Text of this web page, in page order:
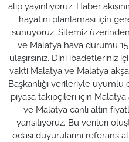
alıp yayınlıyoruz. Haber
hayatını planlaması için
sunuyoruz. Sitemiz
ve Malatya hava durumu
ulaşırsınız. Dini ibadetleriniz
vakti Malatya ve Malatya
Başkanlığı verileriyle uyumlu
piyasa takipçileri için Malatya
ve Malatya canlı altın
yansıtıyoruz. Bu verileri
odası duyurularını referans